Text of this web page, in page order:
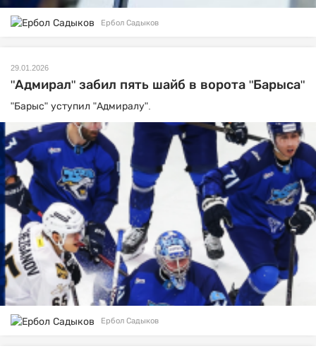
Ербол Садыков
29.01.2026
"Адмирал" забил пять шайб в ворота "Барыса"
"Барыс" уступил "Адмиралу".
Ербол Садыков